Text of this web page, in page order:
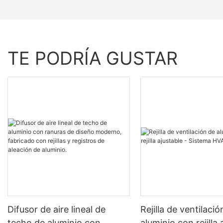
TE PODRÍA GUSTAR
Difusor de aire lineal de
Rejilla de